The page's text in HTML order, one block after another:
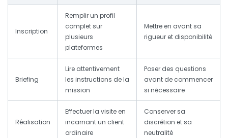
Inscription
Remplir un profil
complet sur
plusieurs
plateformes
Mettre en avant sa
rigueur et disponibilité
Briefing
Lire attentivement
les instructions de la
mission
Poser des questions
avant de commencer
si nécessaire
Réalisation
Effectuer la visite en
incarnant un client
ordinaire
Conserver sa
discrétion et sa
neutralité